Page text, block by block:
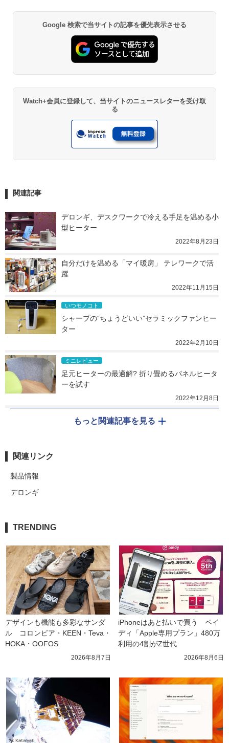
Google 検索で当サイトの記事を優先表示させる
Watch+会員に登録して、当サイトのニュースレターを受け取
る
関連記事
デロンギ、デスクワークで冷える手足を温める小
型ヒーター
2022年8月23日
自分だけを温める「マイ暖房」 テレワークで活
躍
2022年11月15日
いつモノコト
シャープの“ちょうどいい”セラミックファンヒー
ター
2022年2月10日
ミニレビュー
足元ヒーターの最適解? 折り畳めるパネルヒータ
ーを試す
2022年12月8日
もっと関連記事を見る
関連リンク
製品情報
デロンギ
TRENDING
デザインも機能も多彩なサンダ
ル　コロンビア・KEEN・Teva・
HOKA・OOFOS
2026年8月7日
iPhoneはあと払いで買う　ペイ
ディ「Apple専用プラン」480万
利用の4割がZ世代
2026年8月6日